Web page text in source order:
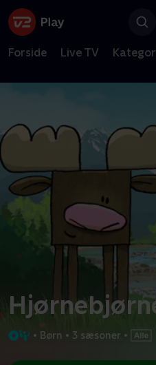
Forside Live TV
• Børn • 3 sæsoner •